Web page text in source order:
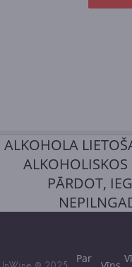
ALKOHOLA
ALKOHOLISKOS
PĀRDOT,
Par